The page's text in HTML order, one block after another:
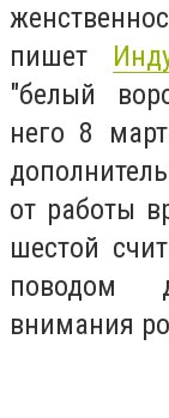
пишет
"белый
него 8
от работы
шестой
поводом
внимания